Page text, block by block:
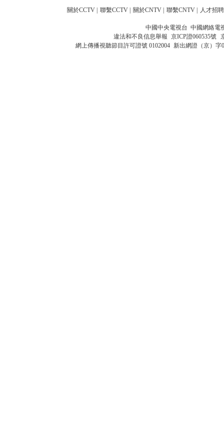
關於CCTV | 聯繫CCTV | 關於CNTV | 聯繫CNTV | 人才招聘
中國中央電視台 中國網絡電
違法和不良信息舉報 京ICP證060535號
網上傳播視聽節目許可證號 0102004 新出網證（京）